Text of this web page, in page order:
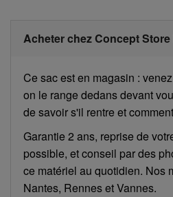
Acheter chez Concept
Ce sac est en magasin :
on le range dedans devant
de savoir s'il rentre et
Garantie 2 ans, reprise de
possible, et conseil par des
ce matériel au quotidien. Nos
Nantes, Rennes et Vannes.